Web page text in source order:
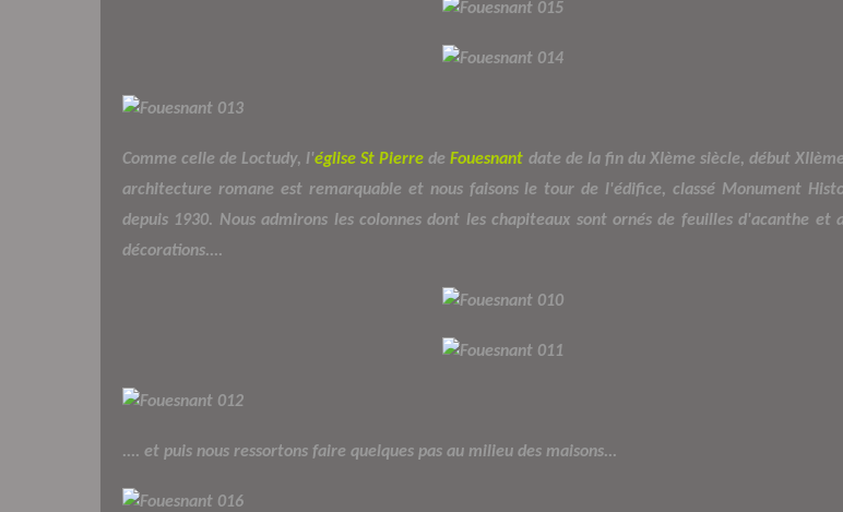
Comme celle de Loctudy, l'église St Pierre deFouesnant date de la fin du XIème siècle, début
architecture romane est remarquable et nous faisons le tour de l'édifice, classé Monument
depuis 1930. Nous admirons les colonnes dont les chapiteaux sont ornés de feuilles d'acanthe et
décorations....
.... et puis nous ressortons faire quelques pas au milieu des maisons...